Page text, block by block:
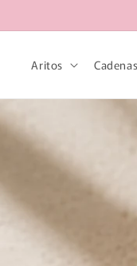
Aritos Cadenas